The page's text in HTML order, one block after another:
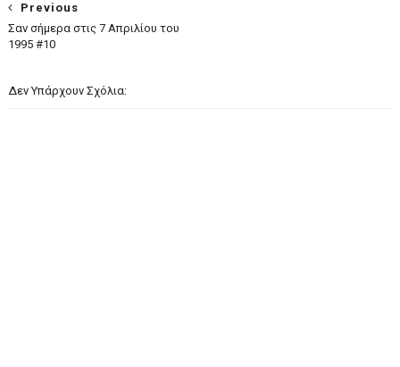
Previous
Σαν σήμερα στις 7 Απριλίου του
1995 #10
Δεν Υπάρχουν Σχόλια: